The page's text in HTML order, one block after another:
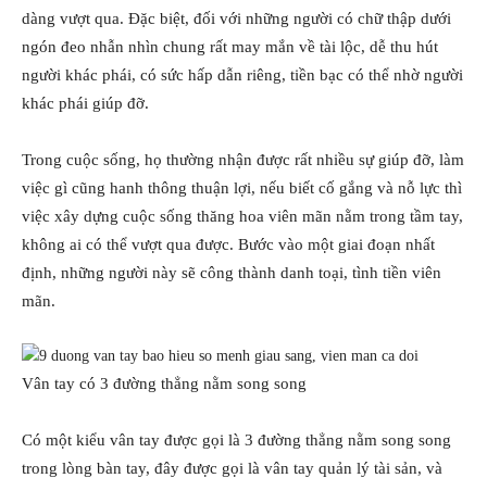
dàng vượt qua. Đặc biệt, đối với những người có chữ thập dưới
ngón đeo nhẫn nhìn chung rất may mắn về tài lộc, dễ thu hút
người khác phái, có sức hấp dẫn riêng, tiền bạc có thể nhờ người
khác phái giúp đỡ.
Trong cuộc sống, họ thường nhận được rất nhiều sự giúp đỡ, làm
việc gì cũng hanh thông thuận lợi, nếu biết cố gắng và nỗ lực thì
việc xây dựng cuộc sống thăng hoa viên mãn nằm trong tầm tay,
không ai có thể vượt qua được. Bước vào một giai đoạn nhất
định, những người này sẽ công thành danh toại, tình tiền viên
mãn.
Vân tay có 3 đường thẳng nằm song song
Có một kiểu vân tay được gọi là 3 đường thẳng nằm song song
trong lòng bàn tay, đây được gọi là vân tay quản lý tài sản, và